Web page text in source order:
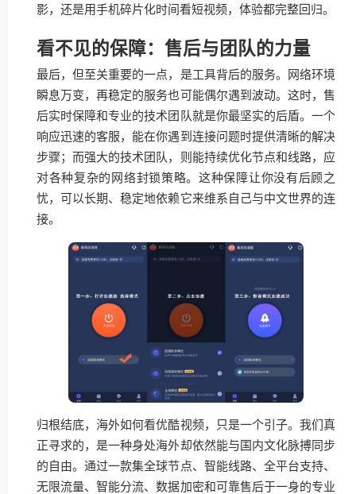
影，还是用手机碎片化时间看短视频，体验都完整回归。
看不见的保障：售后与团队的力量
最后，但至关重要的一点，是工具背后的服务。网络环境
瞬息万变，再稳定的服务也可能偶尔遇到波动。这时，售
后实时保障和专业的技术团队就是你最坚实的后盾。一个
响应迅速的客服，能在你遇到连接问题时提供清晰的解决
步骤；而强大的技术团队，则能持续优化节点和线路，应
对各种复杂的网络封锁策略。这种保障让你没有后顾之
忧，可以长期、稳定地依赖它来维系自己与中文世界的连
接。
归根结底，海外如何看优酷视频，只是一个引子。我们真
正寻求的，是一种身处海外却依然能与国内文化脉搏同步
的自由。通过一款集全球节点、智能线路、全平台支持、
无限流量、智能分流、数据加密和可靠售后于一身的专业